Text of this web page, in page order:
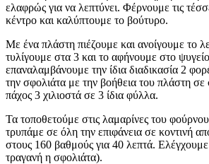
ελαφρώς για να λεπτύνει. Φέρνουμε τις
κέντρο και καλύπτουμε το βούτυρο.
Με ένα πλάστη πιέζουμε και ανοίγουμε το
τυλίγουμε στα 3 και το αφήνουμε στο
επαναλαμβάνουμε την ίδια διαδικασία 2
την σφολιάτα με την βοήθεια του πλάστη
πάχος 3 χιλιοστά σε 3 ίδια φύλλα.
Τα τοποθετούμε στις λαμαρίνες του
τρυπάμε σε όλη την επιφάνεια σε κοντινή
στους 160 βαθμούς για 40 λεπτά. Ελέγχουμε
τραγανή η σφολιάτα).